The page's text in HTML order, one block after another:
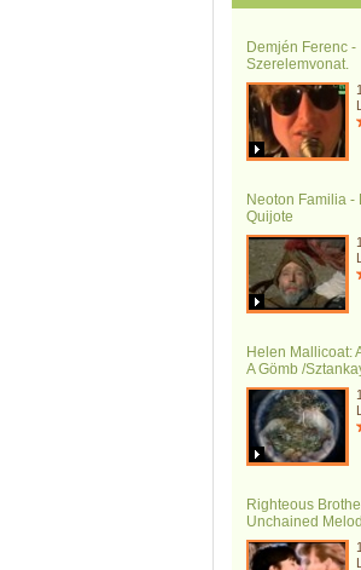
Demjén Ferenc -
Szerelemvonat.
Neoton Familia -
Quijote
Helen Mallicoat:
A Gömb /
Righteous
Unchained